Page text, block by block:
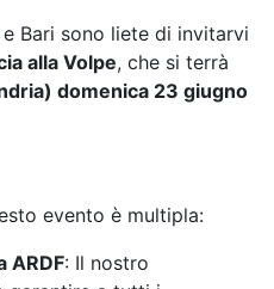
Bari sono liete di invitarvi
alla Volpe, che si terrà
domenica 23 giugno
evento è multipla:
ARDF: Il nostro